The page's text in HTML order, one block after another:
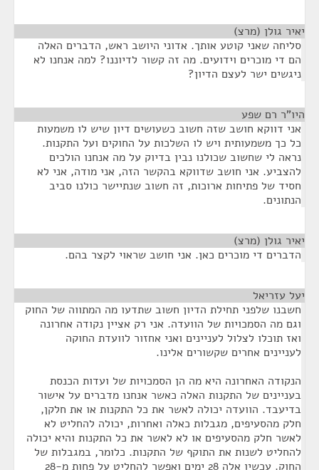
יאיר גולן (מרצ)
סליחה שאני קוטע אותך. אדוני היושב ראש, הדברים האלה
הם די מוכרים וידועים. מה זה קשור לדיוננו? למה אנחנו לא
ניגשים ישר לעצם הדיון?
היו"ר רם שפע
אני דווקא חושב שזה חשוב כשעושים דיון שיש לו משמעות
כל כך משמעותית ויש לו השלכות על החוקים ועל התקנות.
נראה לי שחשוב שכולנו נבין בדיוק על מה אנחנו הולכים
להצביע. אני חושב שדווקא בהקשר הזה, אני מודה, אני לא
חסיד של פתיחות ארוכות, זה חשוב שנתיישר כולנו סביב
הנתונים.
יאיר גולן (מרצ)
הדברים די מוכרים כאן. אני חושב שראוי לקצר בהם.
יעל עזריאל
חשבנו שלפני תחילת הדיון חשוב שתדעו מה המתווה של החוק
וגם מה הסמכויות של הוועדה. אני רק אציין נקודה אחרונה
ואז תוכלו לצלול לעניינים ואני אחזור לוועדת החוקה
לעניינים אחרים שקשורים אלינו.
הנקודה האחרונה היא מה הן הסמכויות של ועדות הכנסת
בעניינים של התקנות האלה כאשר אנחנו מדברים על אישור
בדיעבד. הוועדה יכולה לאשר את כל התקנות או את חלקן,
חלק מהסעיפים, מגבלות כאלה ואחרות, יכולה להחליט לא
לאשר חלק מהסעיפים או לא לאשר את כל התקנות והיא יכולה
להחליט לשנות את התוקף של התקנות. כלומר, במגבלות של
החוק. עכשיו אלה 28 ימים ואפשר להחליט על פחות מ-28